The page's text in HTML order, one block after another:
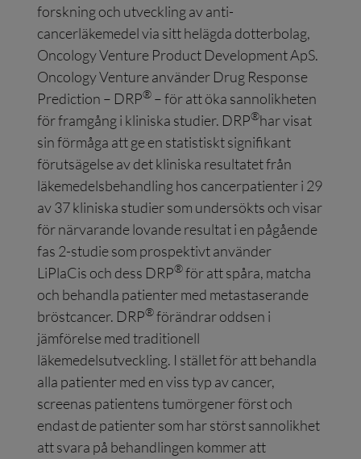
forskning och utveckling av anti-
cancerläkemedel via sitt helägda dotterbolag,
Oncology Venture Product Development ApS.
Oncology Venture använder Drug Response
Prediction – DRP® – för att öka sannolikheten
för framgång i kliniska studier. DRP®har visat
sin förmåga att ge en statistiskt signifikant
förutsägelse av det kliniska resultatet från
läkemedelsbehandling hos cancerpatienter i 29
av 37 kliniska studier som undersökts och visar
för närvarande lovande resultat i en pågående
fas 2-studie som prospektivt använder
LiPlaCis och dess DRP®för att spåra, matcha
och behandla patienter med metastaserande
bröstcancer. DRP®förändrar oddsen i
jämförelse med traditionell
läkemedelsutveckling. I stället för att behandla
alla patienter med en viss typ av cancer,
screenas patientens tumörgener först och
endast de patienter som har störst sannolikhet
att svara på behandlingen kommer att